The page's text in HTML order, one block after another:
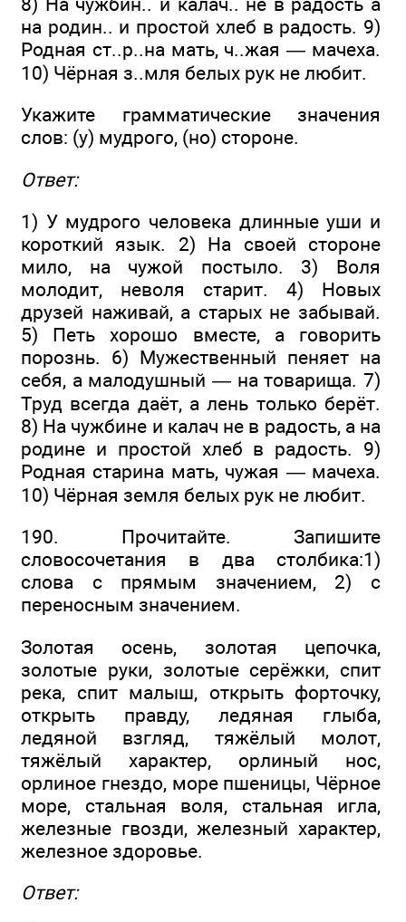
на родин.. и простой хлеб в радость. 9)
Родная ст..р..на мать, ч..жая — мачеха.
10) Чёрная з..мля белых рук не любит.
Укажите грамматические значения
слов: (у) мудрого, (но) стороне.
Ответ:
1) У мудрого человека длинные уши и
короткий язык. 2) На своей стороне
мило, на чужой постыло. 3) Воля
молодит, неволя старит. 4) Новых
друзей наживай, а старых не забывай.
5) Петь хорошо вместе, а говорить
порознь. 6) Мужественный пеняет на
себя, а малодушный — на товарища. 7)
Труд всегда даёт, а лень только берёт.
8) На чужбине и калач не в радость, а на
родине и простой хлеб в радость. 9)
Родная старина мать, чужая — мачеха.
10) Чёрная земля белых рук не любит.
190. Прочитайте. Запишите
словосочетания в два столбика:1)
слова с прямым значением, 2) с
переносным значением.
Золотая осень, золотая цепочка,
золотые руки, золотые серёжки, спит
река, спит малыш, открыть форточку,
открыть правду, ледяная глыба,
ледяной взгляд, тяжёлый молот,
тяжёлый характер, орлиный нос,
орлиное гнездо, море пшеницы, Чёрное
море, стальная воля, стальная игла,
железные гвозди, железный характер,
железное здоровье.
Ответ: